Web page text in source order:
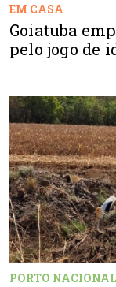
EM CASA
Goiatuba
pelo jogo de
PORTO NACIONAL